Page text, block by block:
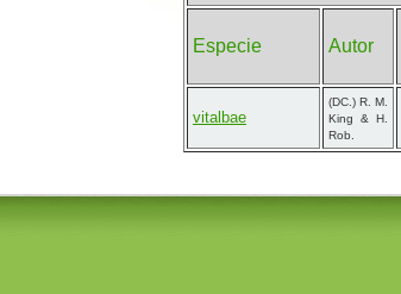
Especie Autor
vitalbae
(DC.) R. M.
King & H.
Rob.